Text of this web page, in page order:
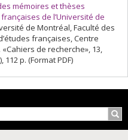
mémoires et thèses
de l’Université de
de Montréal, Faculté des
françaises, Centre
«Cahiers de recherche», 13,
p. (Format PDF)